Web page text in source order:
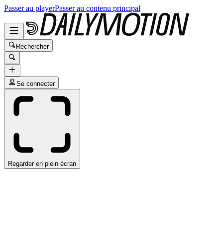
Passer au playerPasser au contenu principal
Rechercher
Se connecter
Regarder en plein écran